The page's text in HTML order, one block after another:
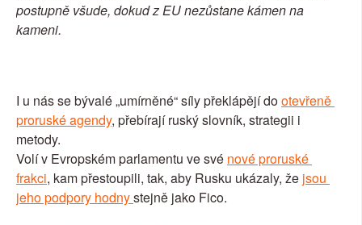
postupně všude, dokud z EU nezůstane kámen na
kameni.
I u nás se bývalé „umírněné“ síly překlápějí do otevřeně
proruské agendy, přebírají ruský slovník, strategii i
metody.
Volí v Evropském parlamentu ve své nové proruské
frakci, kam přestoupili, tak, aby Rusku ukázaly, že jsou
jeho podpory hodny stejně jako Fico.